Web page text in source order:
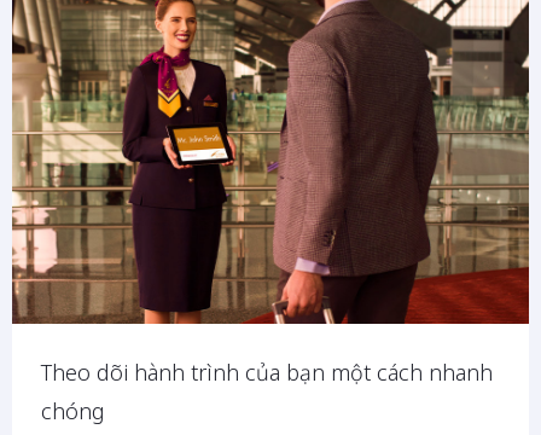
Theo dõi hành trình của bạn một cách nhanh
chóng